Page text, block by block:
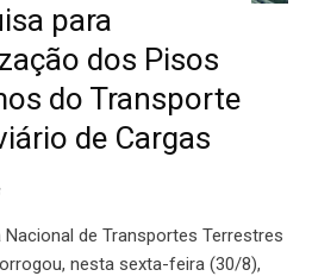
para
dos Pisos
do Transporte
de Cargas
Nacional de Transportes Terrestres
nesta sexta-feira (30/8),